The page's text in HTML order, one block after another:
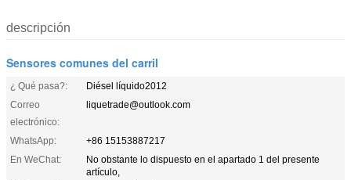
descripción
Sensores comunes del carril
¿ Qué pasa?:
Diésel líquido2012
Correo
electrónico:
liquetrade@outlook.com
WhatsApp:
+86 15153887217
En WeChat:
No obstante lo dispuesto en el apartado 1 del presente
artículo,